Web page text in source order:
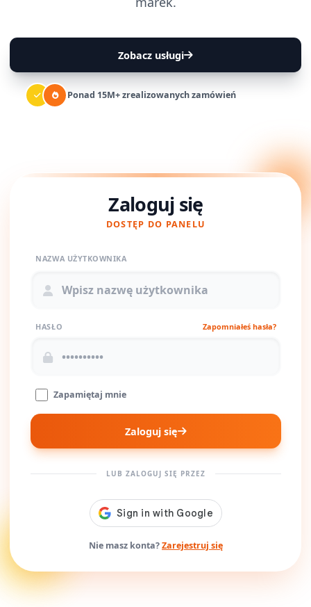
Zobacz usługi
Ponad 15M+ zrealizowanych zamówień
Zaloguj się
DOSTĘP DO PANELU
NAZWA UŻYTKOWNIKA
HASŁO Zapomniałeś hasła?
Zapamiętaj mnie
Zaloguj się
LUB ZALOGUJ SIĘ PRZEZ
Nie masz konta?Zarejestruj się